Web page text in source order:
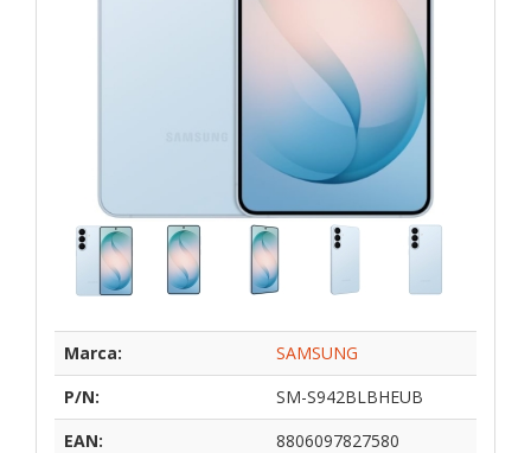
Marca:
SAMSUNG
P/N:
SM-S942BLBHEUB
EAN:
8806097827580